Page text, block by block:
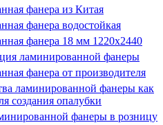
фанера из Китая
фанера водостойкая
фанера 18 мм 1220x2440
ламинированной фанеры
фанера от производителя
ламинированной фанеры как
создания опалубки
фанеры в розницу